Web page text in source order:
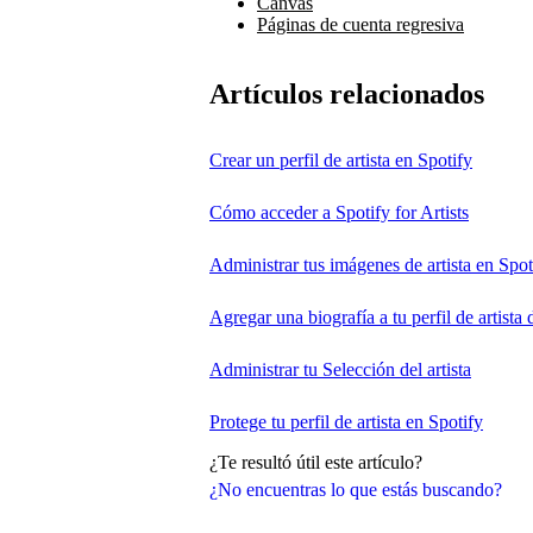
¿No encuentras lo que estás buscando?
Páginas de cuenta regresiva
Artículos relacionados
Crear un perfil de artista en Spotify
Cómo acceder a Spotify for Artists
Administrar tus imágenes de artista en
Agregar una biografía a tu perfil de artista
Administrar tu Selección del artista
Protege tu perfil de artista en Spotify
¿Te resultó útil este artículo?